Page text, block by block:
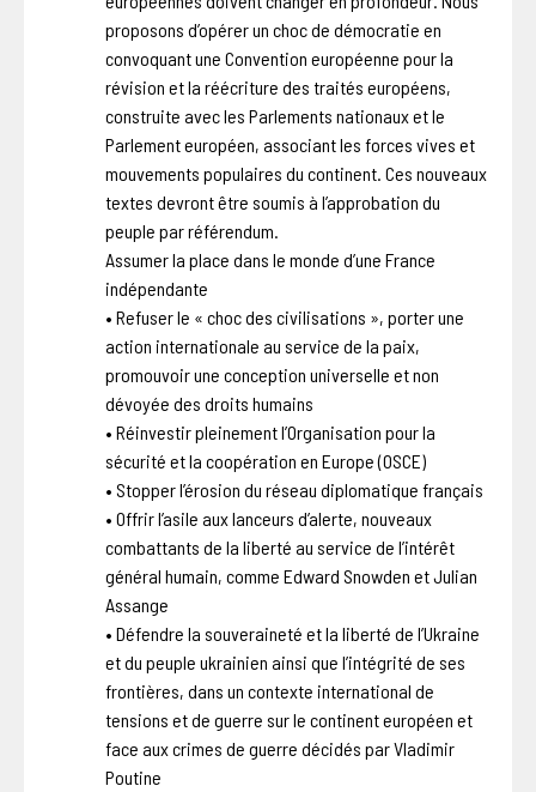
proposons d’opérer un choc de démocratie en
convoquant une Convention européenne pour la
révision et la réécriture des traités européens,
construite avec les Parlements nationaux et le
Parlement européen, associant les forces vives et
mouvements populaires du continent. Ces nouveaux
textes devront être soumis à l’approbation du
peuple par référendum.
Assumer la place dans le monde d’une France
indépendante
• Refuser le « choc des civilisations », porter une
action internationale au service de la paix,
promouvoir une conception universelle et non
dévoyée des droits humains
• Réinvestir pleinement l’Organisation pour la
sécurité et la coopération en Europe (OSCE)
• Stopper l’érosion du réseau diplomatique français
• Offrir l’asile aux lanceurs d’alerte, nouveaux
combattants de la liberté au service de l’intérêt
général humain, comme Edward Snowden et Julian
Assange
• Défendre la souveraineté et la liberté de l’Ukraine
et du peuple ukrainien ainsi que l’intégrité de ses
frontières, dans un contexte international de
tensions et de guerre sur le continent européen et
face aux crimes de guerre décidés par Vladimir
Poutine